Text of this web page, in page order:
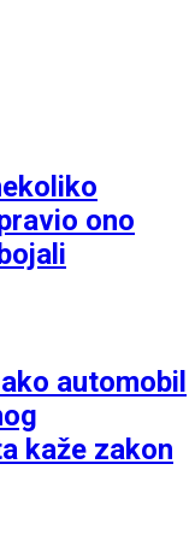
ono
automobil
kaže zakon